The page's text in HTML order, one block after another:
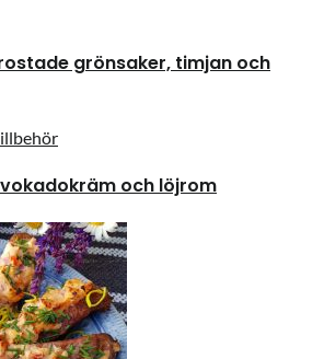
grönsaker, timjan och
och löjrom